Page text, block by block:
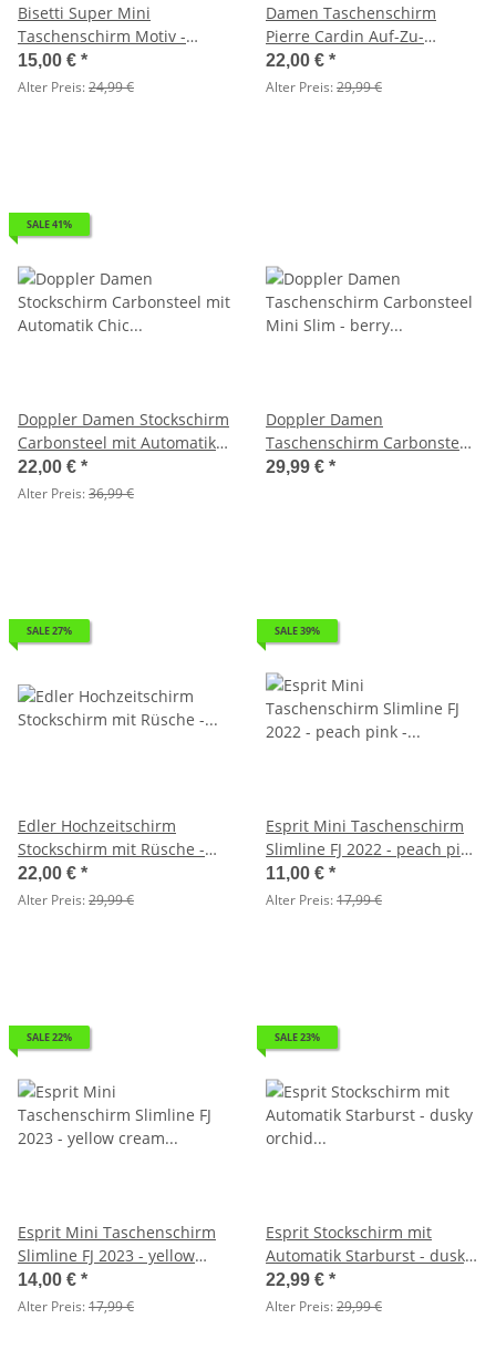
Bisetti Super Mini
Taschenschirm Motiv -
Melone - 2. Wahl
15,00 € *
Alter Preis:24,99 €
Damen Taschenschirm
Pierre Cardin Auf-Zu-
Automatik - Sunflower -
schwarz-weiß - 2. Wahl
22,00 € *
Alter Preis:29,99 €
SALE 41%
Doppler Damen Stockschirm
Carbonsteel mit Automatik
Chic - grau - 2. Wahl
22,00 € *
Alter Preis:36,99 €
Doppler Damen
Taschenschirm Carbonsteel
Mini Slim - berry - 2.Wahl
29,99 € *
SALE 27%
Edler Hochzeitschirm
Stockschirm mit Rüsche -
champagner - 2. Wahl
22,00 € *
Alter Preis:29,99 €
SALE 39%
Esprit Mini Taschenschirm
Slimline FJ 2022 - peach pink
- 2. Wahl
11,00 € *
Alter Preis:17,99 €
SALE 22%
Esprit Mini Taschenschirm
Slimline FJ 2023 - yellow
cream - 2. Wahl
14,00 € *
Alter Preis:17,99 €
SALE 23%
Esprit Stockschirm mit
Automatik Starburst - dusky
orchid metallic - 2. Wahl
22,99 € *
Alter Preis:29,99 €